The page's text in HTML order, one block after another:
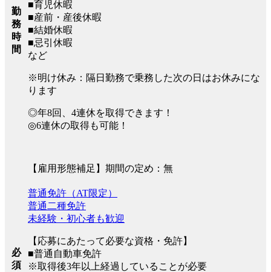
勤
務
時
間
■育児休暇
■産前・産後休暇
■結婚休暇
■忌引休暇
など
※明け休み：隔日勤務で乗務した次の日はお休みにな
ります
◎年8回、4連休を取得できます！
◎6連休の取得も可能！
【雇用形態補足】期間の定め：無
必
須
普通免許（AT限定）
普通二種免許
未経験・初心者も歓迎
【応募にあたって必要な資格・免許】
■普通自動車免許
※取得後3年以上経過していることが必要